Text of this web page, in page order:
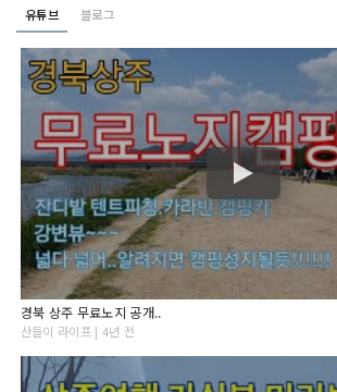
유튜브 블로그
경북 상주 무료노지 공개..
산들이 라이프 | 4년 전